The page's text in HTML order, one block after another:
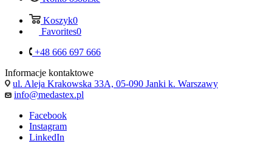
Koszyk0
Favorites0
+48 666 697 666
Informacje kontaktowe
ul. Aleja Krakowska 33A, 05-090 Janki k. Warszawy
info@medastex.pl
Facebook
Instagram
LinkedIn